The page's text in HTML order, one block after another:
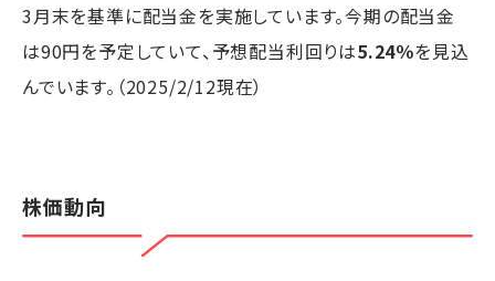
3月末を基準に配当金を実施しています。今期の配当金
は90円を予定していて、予想配当利回りは5.24％を見込
んでいます。（2025/2/12現在）
株価動向